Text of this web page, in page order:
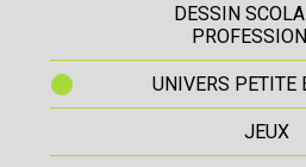
DESSIN
UNIVERS PETITE
JEUX